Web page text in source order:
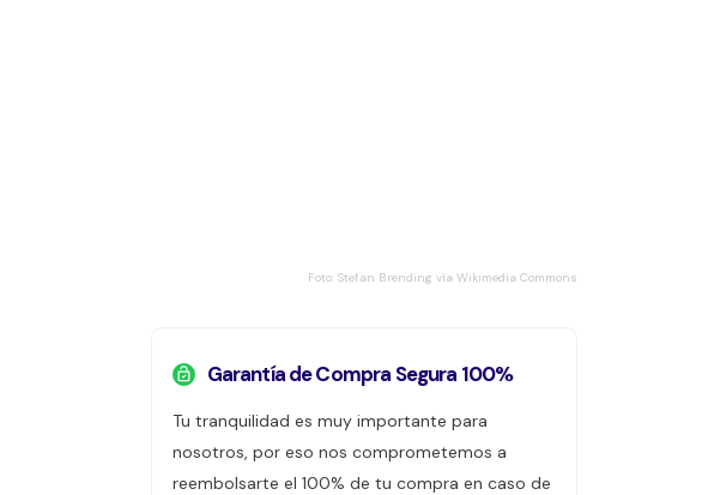
Foto: Stefan Brending vía Wikimedia Commons
Garantía de Compra Segura 100%
Tu tranquilidad es muy importante para
nosotros, por eso nos comprometemos a
reembolsarte el 100% de tu compra en caso de